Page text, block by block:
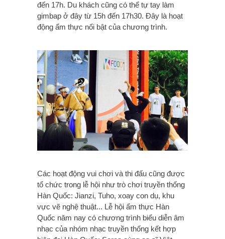
đến 17h. Du khách cũng có thể tự tay làm
gimbap ở đây từ 15h đến 17h30. Đây là hoạt
động ẩm thực nổi bật của chương trình.
Các hoạt động vui chơi và thi đấu cũng được
tổ chức trong lễ hội như trò chơi truyền thống
Hàn Quốc: Jianzi, Tuho, xoay con dụ, khu
vực vẽ nghệ thuật... Lễ hội ẩm thực Hàn
Quốc năm nay có chương trình biểu diễn âm
nhạc của nhóm nhạc truyền thống kết hợp